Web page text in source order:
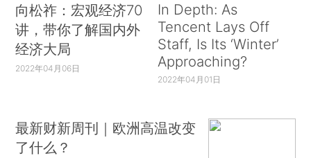
向松祚：宏观经济70
讲，带你了解国内外
经济大局
2022年04月06日
In Depth: As
Tencent Lays Off
Staff, Is Its ‘Winter’
Approaching?
2022年04月01日
最新财新周刊｜欧洲高温改变
了什么？